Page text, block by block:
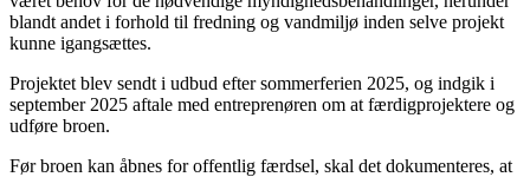
blandt andet i forhold til fredning og vandmiljø inden selve projekt
kunne igangsættes.
Projektet blev sendt i udbud efter sommerferien 2025, og indgik i
september 2025 aftale med entreprenøren om at færdigprojektere og
udføre broen.
Før broen kan åbnes for offentlig færdsel, skal det dokumenteres, at